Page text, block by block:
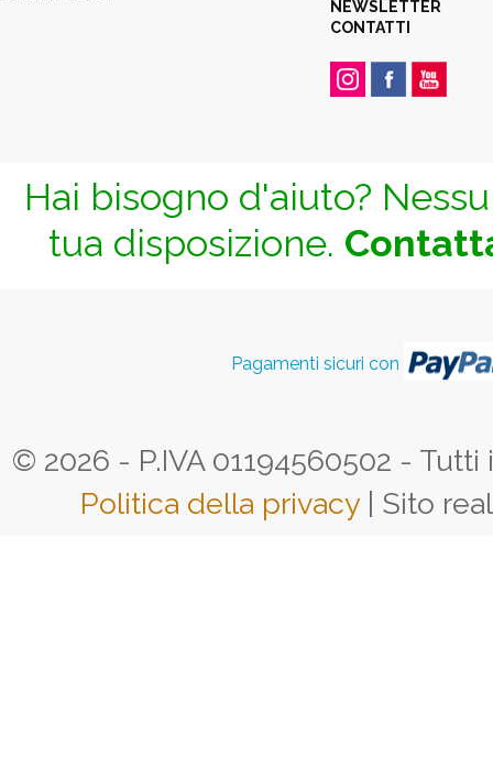
NEWSLETTER
CONTATTI
Hai bisogno d'aiuto?
tua disposizione.
Pagamenti sicuri con
© 2026 - P.IVA 01194560502 -
Politica della privacy | Sito